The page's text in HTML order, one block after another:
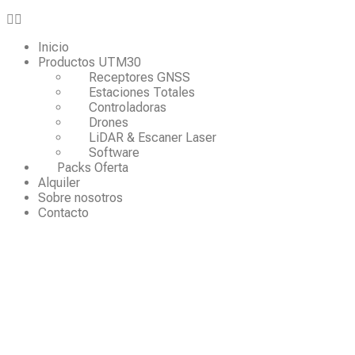
Inicio
Productos UTM30
Receptores GNSS
Estaciones Totales
Controladoras
Drones
LiDAR & Escaner Laser
Software
Packs Oferta
Alquiler
Sobre nosotros
Contacto